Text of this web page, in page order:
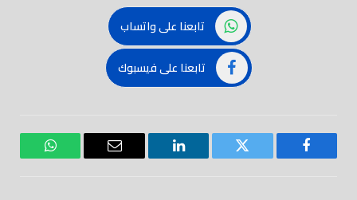
تابعنا على واتساب
تابعنا على فيسبوك
فيسبوك تويتر لينكدود
بريد
واتساب